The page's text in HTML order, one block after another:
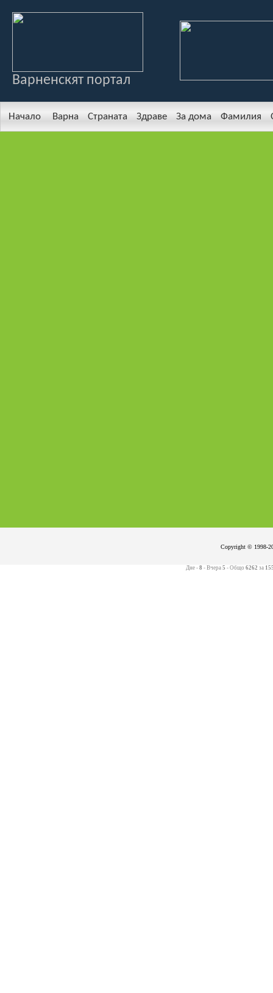
Варненскят портал
Начало Варна Страната Здраве За дома Фамилия
Copyright © 1998-
Дне - 8 - Вчера 5 - Общо 6262 за